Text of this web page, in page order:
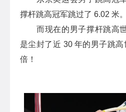
撑杆跳高冠军跳过了 6.02 米。
而现在的男子撑杆跳高世
是尘封了近 30 年的男子跳
倍！